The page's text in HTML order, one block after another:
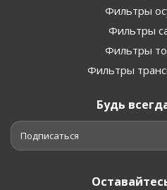
Фильтры
Фильтры
Фильтры
Фильтры
Будь
Подписаться